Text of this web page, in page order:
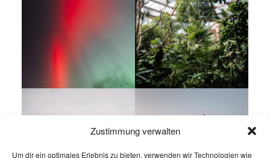
Zustimmung verwalten
Um dir ein optimales Erlebnis zu bieten, verwenden wir Technologien wie